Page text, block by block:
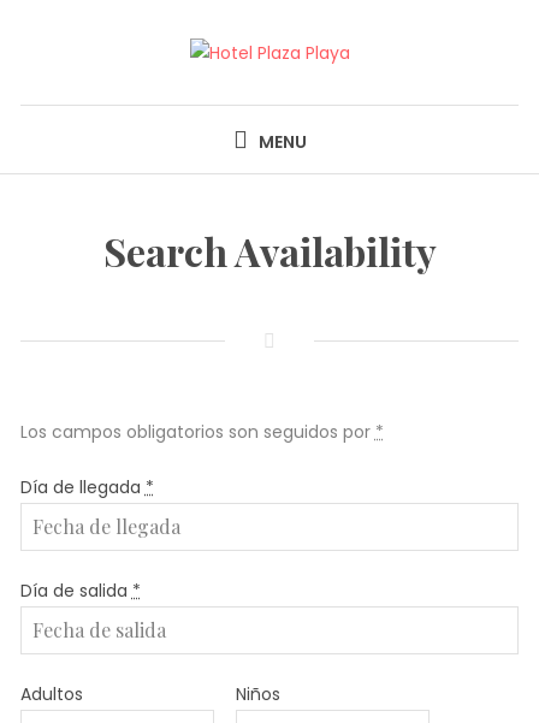
HOTEL PLAZA PLAYA
MENU
Search Availability
Los campos obligatorios son seguidos por *
Día de llegada *
Día de salida *
Adultos Niños